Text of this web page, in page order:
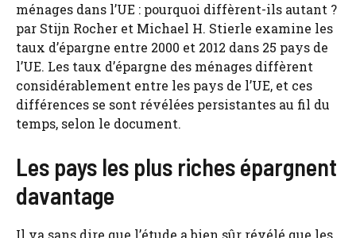
ménages dans l’UE : pourquoi diffèrent-ils autant ?
par Stijn Rocher et Michael H. Stierle examine les
taux d’épargne entre 2000 et 2012 dans 25 pays de
l’UE. Les taux d’épargne des ménages diffèrent
considérablement entre les pays de l’UE, et ces
différences se sont révélées persistantes au fil du
temps, selon le document.
Les pays les plus riches épargnent
davantage